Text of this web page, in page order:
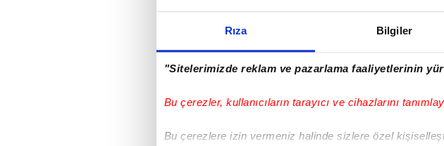
Rıza Bilgiler
"Sitelerimizde reklam ve pazarlama faaliyetlerinin
Bu çerezler, kullanıcıların tarayıcı ve cihazlarını
Bu çerezlere izin vermeniz halinde sizlere özel
ABD BaşkanıTrump'tan söz ederken özenli
"Trump, normale dönelim.
Bu saçma sapan
dedi"tespitini paylaştı.
Güney, Afrika,Endonezya dünya